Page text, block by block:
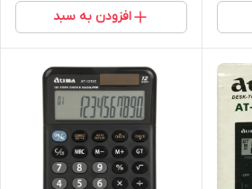
افزودن به سبد